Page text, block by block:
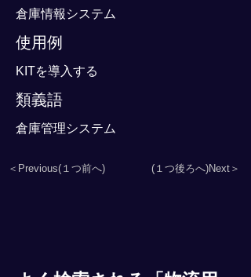
倉庫情報システム
使用例
KITを導入する
類義語
倉庫管理システム
＜Previous(１つ前へ) (１つ後ろへ)Next＞